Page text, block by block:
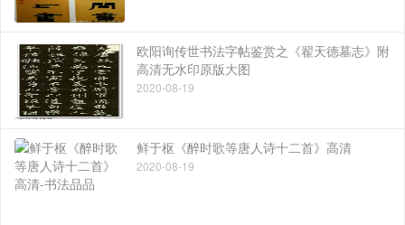
欧阳询传世书法字帖鉴赏之《翟天德墓志》附
高清无水印原版大图
2020-08-19
鲜于枢《醉时歌等唐人诗十二首》高清
2020-08-19